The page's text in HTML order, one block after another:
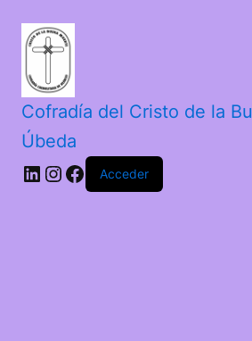
Cofradía del Cristo de la
Úbeda
Acceder